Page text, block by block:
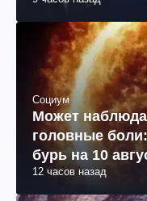
Социум
Может
головные
бурь на 10
12 часов назад